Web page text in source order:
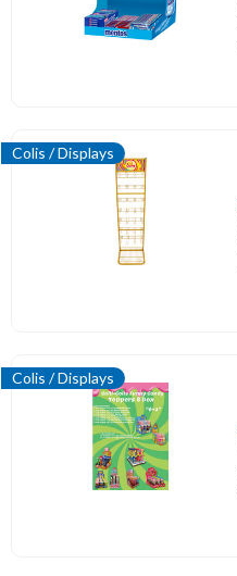
Colis / Displays
Colis / Displays